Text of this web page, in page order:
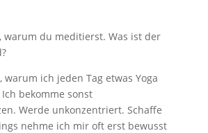
warum du meditierst. Was ist der
warum ich jeden Tag etwas Yoga
bekomme sonst
Werde unkonzentriert. Schaffe
nehme ich mir oft erst bewusst